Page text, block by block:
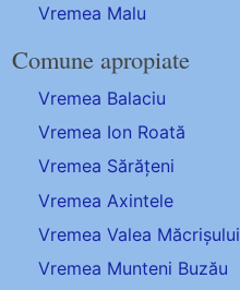
Vremea Malu
Comune apropiate
Vremea Balaciu
Vremea Ion Roată
Vremea Sărățeni
Vremea Axintele
Vremea Valea Măcrișului
Vremea Munteni Buzău